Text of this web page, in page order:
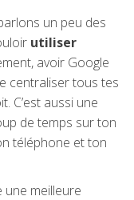
un peu des
utiliser
avoir Google
centraliser tous tes
C’est aussi une
de temps sur ton
téléphone et ton
une meilleure